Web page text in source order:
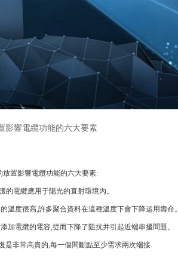
影響電纜功能的六大要素
置影響電纜功能的六大要素:
的電纜應用于陽光的直射環境內。
溫度很高,許多聚合資料在這種溫度下會下降运用壽命。
加電纜的電容,從而下降了阻抗并引起近端串擾問題。
是非常高貴的,每一個間斷點至少需求兩次端接.